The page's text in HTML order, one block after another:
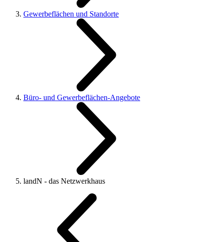
Gewerbeflächen und Standorte
Büro- und Gewerbeflächen-Angebote
landN - das Netzwerkhaus